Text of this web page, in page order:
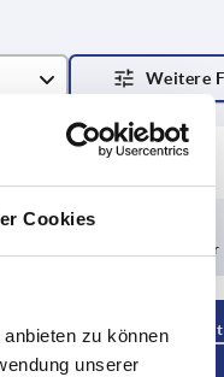
Cookies
zu können
unserer
Lieferzeit auf Anfrage
Derzeit nicht auf Lager
CAD
Verfügbarkeit